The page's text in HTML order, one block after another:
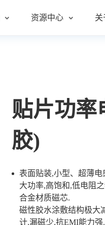
资源中心 关
贴片功率
胶)
表面贴装,小型、超薄电
大功率,高饱和,低电阻
合金材质磁芯.
磁性胶水涂敷结构极大
计,漏磁少,抗EMI能力强.